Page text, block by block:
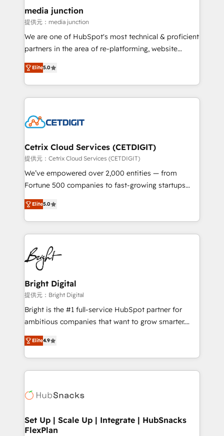
Mexico, USA, and Portugal—we've executed over a
hundred successful operations. Our approach,
rooted in RevOps principles, integrates analysis,
training, planning, and qualification. Leveraging
inbound marketing tactics, we focus on
understanding, nurturing, and converting leads.
competitive market.
media junction
提供元：media junction
We are one of HubSpot's most technical & proficient
partners in the area of re-platforming, website
design & development. We specialize in multi-hub
implementations for mid-market & enterprise
companies. We are woman-owned, powered by
coffee, and we ❤️ dogs. We produce award-winning
Impact Award 🏆2022 Technical Expertise Impact
Award 🏆2020 Elite Solutions Partner 🏆2019
Integrations HubSpot Impact Award 🏆2019
Marketing Enablement HubSpot Impact Award 🏆
2018 Website Design HubSpot Impact Award 🏆2017
Growth-Driven Design Agency of the Year 🏆2016
Sales Enablement HubSpot Impact Award 🏆2015
HubSpot COS Performance Award 🏆2014 HubSpot
COS Design Award 🏆2013 HubSpot Marketplace
Partner 📆Founded in 1997
Elite5.0
Cetrix Cloud Services (CETDIGIT)
提供元：Cetrix Cloud Services (CETDIGIT)
We’ve empowered over 2,000 entities — from
Fortune 500 companies to fast-growing startups
and nonprofits — to streamline operations, scale
revenue, and unlock the full potential of HubSpot.
With deep technical and industry expertise, we fuse
automation, integration, and AI innovation to deliver
lasting impact. We specialize in: • Turnkey and end-
to-end HubSpot implementations • Onboarding for
Sales, Service, Marketing & Content Hubs • AI voice
and chat agents, predictive automation, and smart
workflows • Salesforce + HubSpot integration •
RevOps and AI-driven sales enablement • Website
design and CMS development • ERP integration: SAP,
and CRM migration from any platform •
Client/member portals built on HubSpot • Custom
WooCommerce, BuilderTrend, and more Experience
the difference — reach out to see how AI + HubSpot
Elite5.0
Bright Digital
提供元：Bright Digital
Bright is the #1 full-service HubSpot partner for
ambitious companies that want to grow smarter.
From HubSpot onboarding, to training, from
developing a new website to lead generation and
digital marketing; we do it all (and with great
results)! In short, our services include: - HubSpot
HubSpot development: websites, custom modules,
marketing, advertising, campaigns, content and
design We connect people, data and technology to
Elite4.9
Set Up | Scale Up | Integrate | HubSnacks
FlexPlan